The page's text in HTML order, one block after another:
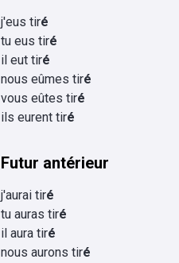
j'eus tiré
tu eus tiré
il eut tiré
nous eûmes tiré
vous eûtes tiré
ils eurent tiré
Futur antérieur
j'aurai tiré
tu auras tiré
il aura tiré
nous aurons tiré